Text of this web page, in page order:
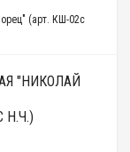
(арт. КШ-02с
"НИКОЛАЙ
Н.Ч.)